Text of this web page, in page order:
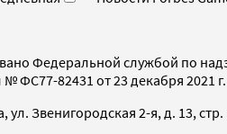
Федеральной службой по
ФС77-82431 от 23 декабря 2021 г.
Звенигородская 2-я, д. 13, стр.